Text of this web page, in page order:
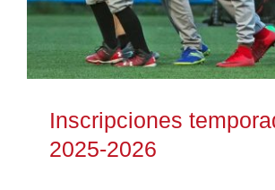
Inscripciones
2025-2026